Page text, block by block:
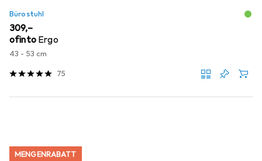
Bürostuhl
EUR
309,–
ofinto Ergo
43 - 53 cm
75
MENGENRABATT